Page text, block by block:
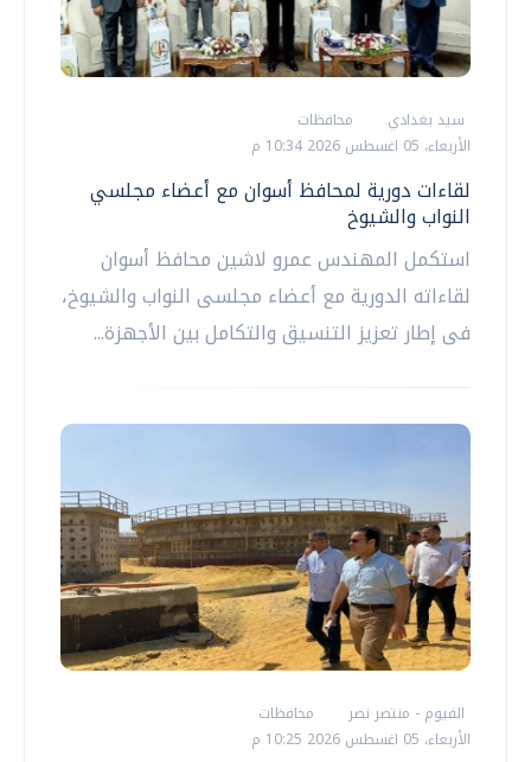
سيد بغدادي
محافظات
الأربعاء، 05 اغسطس 2026 10:34 م
لقاءات دورية لمحافظ أسوان مع أعضاء مجلسي
النواب والشيوخ
استكمل المهندس عمرو لاشين محافظ أسوان
لقاءاته الدورية مع أعضاء مجلسى النواب والشيوخ،
فى إطار تعزيز التنسيق والتكامل بين الأجهزة...
الفيوم - منتصر نصر
محافظات
الأربعاء، 05 اغسطس 2026 10:25 م